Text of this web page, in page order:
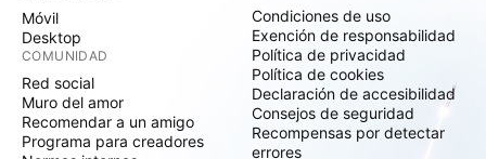
Móvil
Desktop
COMUNIDAD
Red social
Muro del amor
Recomendar a un amigo
Programa para creadores
Condiciones de uso
Exención de responsabilidad
Política de privacidad
Política de cookies
Declaración de accesibilidad
Consejos de seguridad
Recompensas por detectar
errores